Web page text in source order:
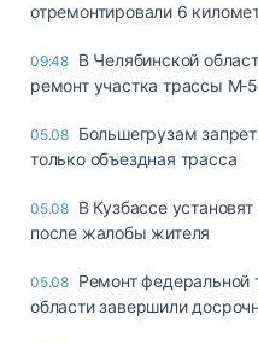
отремонтировали 6
09:48 В Челябинской
ремонт участка трассы
05.08 Большегрузам
только объездная трасса
05.08 В Кузбассе
после жалобы жителя
05.08 Ремонт
области завершили